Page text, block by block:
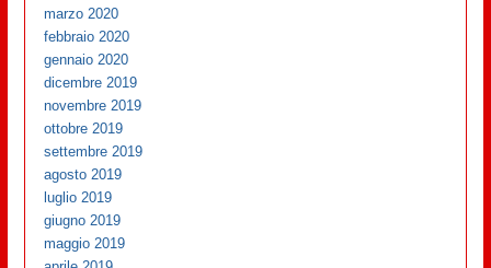
marzo 2020
febbraio 2020
gennaio 2020
dicembre 2019
novembre 2019
ottobre 2019
settembre 2019
agosto 2019
luglio 2019
giugno 2019
maggio 2019